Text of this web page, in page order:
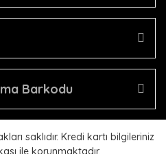
Barkodu
saklıdır. Kredi kartı bilgileriniz
ile korunmaktadır.